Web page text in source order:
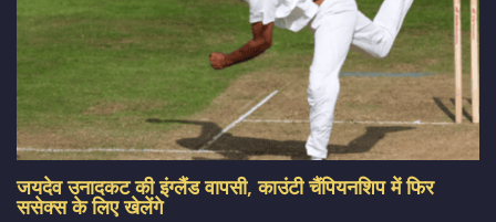
जयदेव उनादकट की इंग्लैंड वापसी, काउंटी चैंपियनशिप में फिर
ससेक्स के लिए खेलेंगे